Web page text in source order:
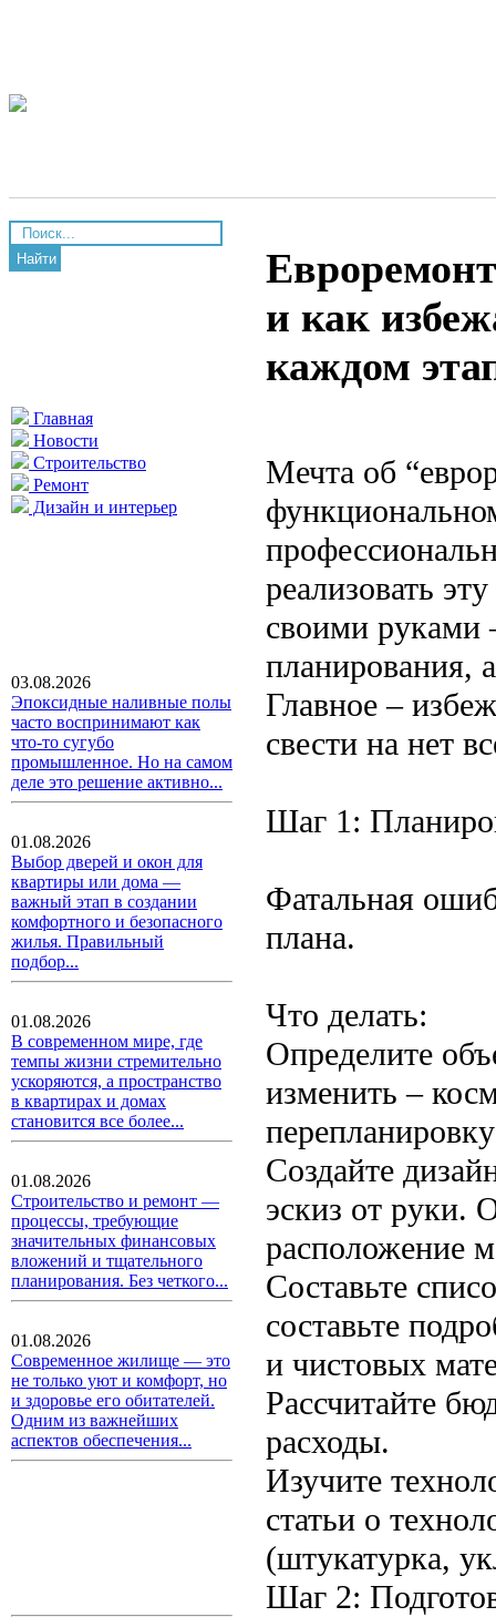
Найти
Главная
Новости
Строительство
Ремонт
Дизайн и интерьер
03.08.2026
Эпоксидные наливные полы
часто воспринимают как
что-то сугубо
промышленное. Но на самом
деле это решение активно...
01.08.2026
Выбор дверей и окон для
квартиры или дома —
важный этап в создании
комфортного и безопасного
жилья. Правильный
подбор...
01.08.2026
В современном мире, где
темпы жизни стремительно
ускоряются, а пространство
в квартирах и домах
становится все более...
01.08.2026
Строительство и ремонт —
процессы, требующие
значительных финансовых
вложений и тщательного
планирования. Без четкого...
01.08.2026
Современное жилище — это
не только уют и комфорт, но
и здоровье его обитателей.
Одним из важнейших
аспектов обеспечения...
и как
каждом
Мечта об
реализовать
своими руками
планирования,
Главное –
свести на нет
Шаг 1:
Фатальная
плана.
Что делать:
Определите
изменить –
Создайте
эскиз от руки.
расположение
Составьте
составьте
и чистовых
Рассчитайте
расходы.
Изучите
статьи о
(штукатурка,
Шаг 2: